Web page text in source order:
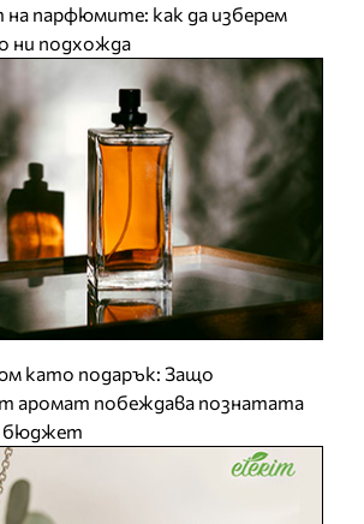
парфюмите: как да изберем
ни подхожда
като подарък: Защо
аромат побеждава познатата
бюджет